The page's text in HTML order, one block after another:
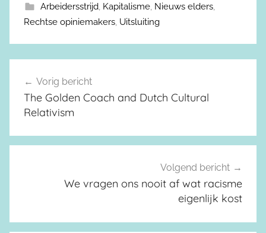
Arbeidersstrijd, Kapitalisme, Nieuws elders,
Rechtse opiniemakers, Uitsluiting
Berichtnavigatie
Vorig bericht
The Golden Coach and Dutch Cultural
Relativism
Volgend bericht
We vragen ons nooit af wat racisme
eigenlijk kost